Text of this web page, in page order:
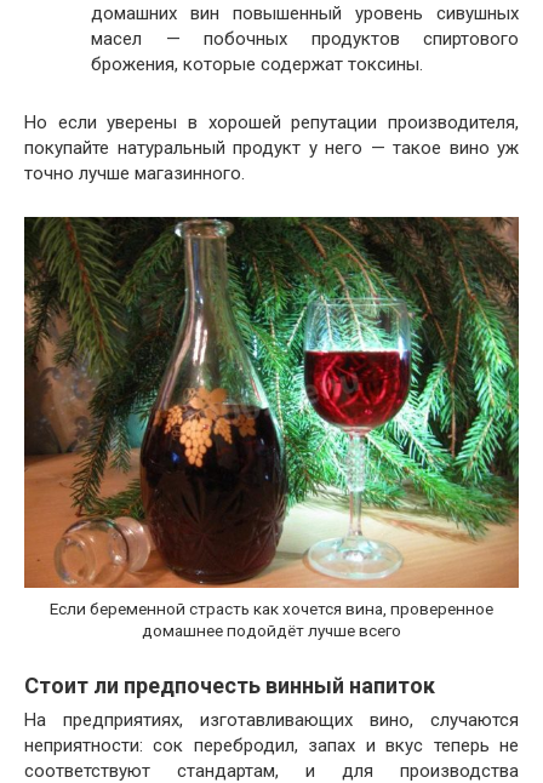
домашних вин повышенный уровень сивушных
масел — побочных продуктов спиртового
брожения, которые содержат токсины.
Но если уверены в хорошей репутации производителя,
покупайте натуральный продукт у него — такое вино уж
точно лучше магазинного.
Если беременной страсть как хочется вина, проверенное
домашнее подойдёт лучше всего
Стоит ли предпочесть винный напиток
На предприятиях, изготавливающих вино, случаются
неприятности: сок перебродил, запах и вкус теперь не
соответствуют стандартам, и для производства